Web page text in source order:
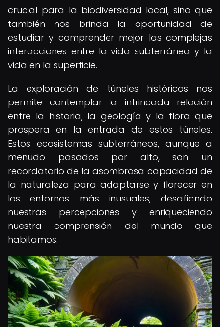
crucial para la biodiversidad local, sino que
también nos brinda la oportunidad de
estudiar y comprender mejor las complejas
interacciones entre la vida subterránea y la
vida en la superficie.
La exploración de túneles históricos nos
permite contemplar la intrincada relación
entre la historia, la geología y la flora que
prospera en la entrada de estos túneles.
Estos ecosistemas subterráneos, aunque a
menudo pasados por alto, son un
recordatorio de la asombrosa capacidad de
la naturaleza para adaptarse y florecer en
los entornos más inusuales, desafiando
nuestras percepciones y enriqueciendo
nuestra comprensión del mundo que
habitamos.